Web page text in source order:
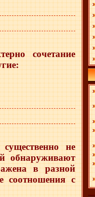
сочетание
не
обнаруживают
в разной
соотношения с